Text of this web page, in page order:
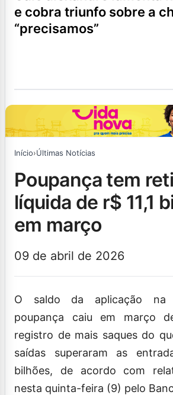
e cobra triunfo sobre a
“precisamos”
Início›Últimas Notícias
poupança tem retirada
líquida de r$ 11,1
em março
09 de abril de 2026
O saldo da aplicação na
poupança caiu em março
registro de mais saques do
saídas superaram as
bilhões, de acordo com
nesta quinta-feira (9) pelo